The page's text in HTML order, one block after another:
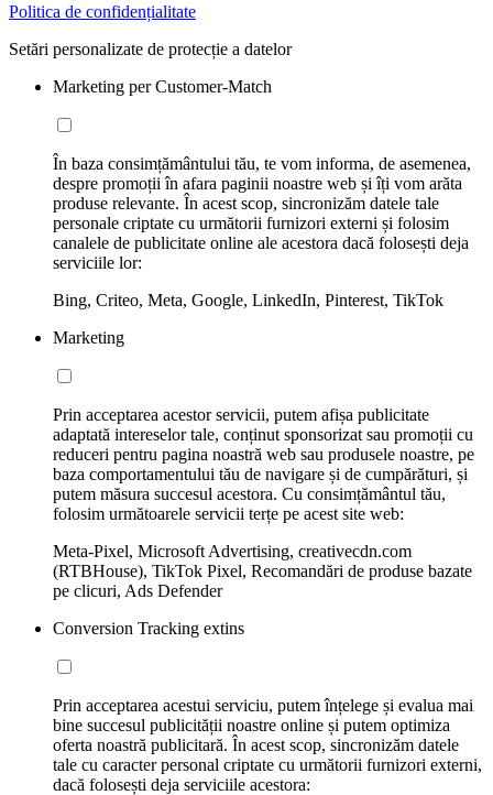
Politica de confidențialitate
Setări personalizate de protecție a datelor
Marketing per Customer-Match
În baza consimțământului tău, te vom informa, de asemenea,
despre promoții în afara paginii noastre web și îți vom arăta
produse relevante. În acest scop, sincronizăm datele tale
personale criptate cu următorii furnizori externi și folosim
canalele de publicitate online ale acestora dacă folosești deja
serviciile lor:
Bing, Criteo, Meta, Google, LinkedIn, Pinterest, TikTok
Marketing
Prin acceptarea acestor servicii, putem afișa publicitate
adaptată intereselor tale, conținut sponsorizat sau promoții cu
reduceri pentru pagina noastră web sau produsele noastre, pe
baza comportamentului tău de navigare și de cumpărături, și
putem măsura succesul acestora. Cu consimțământul tău,
folosim următoarele servicii terțe pe acest site web:
Meta-Pixel, Microsoft Advertising, creativecdn.com
(RTBHouse), TikTok Pixel, Recomandări de produse bazate
pe clicuri, Ads Defender
Conversion Tracking extins
Prin acceptarea acestui serviciu, putem înțelege și evalua mai
bine succesul publicității noastre online și putem optimiza
oferta noastră publicitară. În acest scop, sincronizăm datele
tale cu caracter personal criptate cu următorii furnizori externi,
dacă folosești deja serviciile acestora: